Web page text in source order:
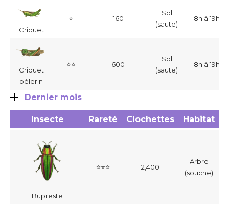
Criquet
⭐ 160
Sol
(saute)
8h à 19h
Criquet
pèlerin
⭐⭐ 600
Sol
(saute)
8h à 19h
Dernier mois
Insecte Rareté Clochettes Habitat
Bupreste
⭐⭐⭐ 2,400
Arbre
(souche)